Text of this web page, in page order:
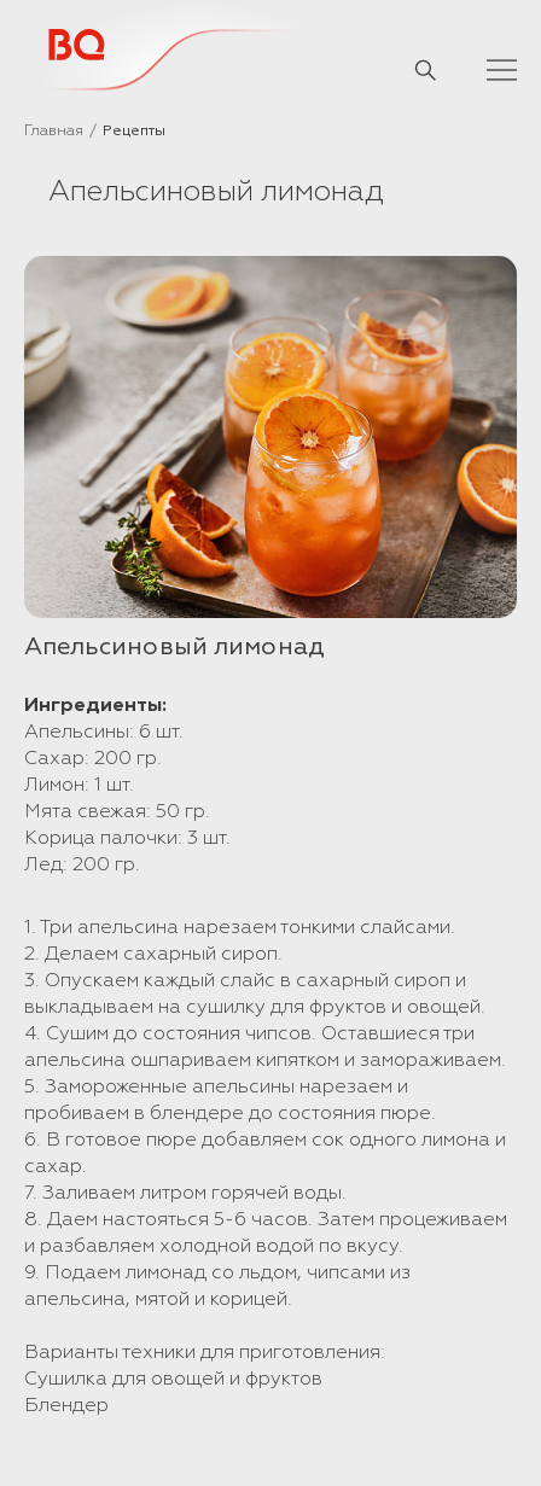
Главная Рецепты
Апельсиновый лимонад
Апельсиновый лимонад
Ингредиенты:
Апельсины: 6 шт.
Сахар: 200 гр.
Лимон: 1 шт.
Мята свежая: 50 гр.
Корица палочки: 3 шт.
Лед: 200 гр.
1. Три апельсина нарезаем тонкими слайсами.
2. Делаем сахарный сироп.
3. Опускаем каждый слайс в сахарный сироп и
выкладываем на сушилку для фруктов и овощей.
4. Сушим до состояния чипсов. Оставшиеся три
апельсина ошпариваем кипятком и замораживаем.
5. Замороженные апельсины нарезаем и
пробиваем в блендере до состояния пюре.
6. В готовое пюре добавляем сок одного лимона и
сахар.
7. Заливаем литром горячей воды.
8. Даем настояться 5-6 часов. Затем процеживаем
и разбавляем холодной водой по вкусу.
9. Подаем лимонад со льдом, чипсами из
апельсина, мятой и корицей.
Варианты техники для приготовления:
Сушилка для овощей и фруктов
Блендер